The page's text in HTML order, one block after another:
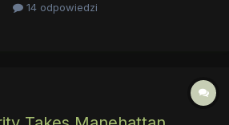
ciekawa, co wy byście powiedzieli o
14 odpowiedzi